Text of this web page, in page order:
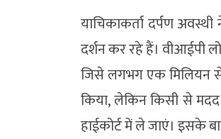
याचिकाकर्ता दर्पण
दर्शन कर रहे हैं। वीआईपी
जिसे लगभग एक मिलियन
किया, लेकिन किसी से मदद
हाईकोर्ट में ले जाएं। इसके